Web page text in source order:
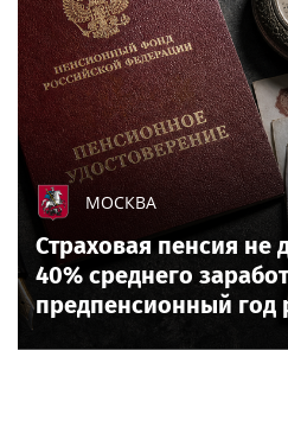
МОСКВА
Страховая пенсия не
40% среднего
предпенсионный год